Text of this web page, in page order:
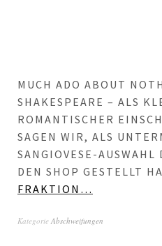
MUCH ADO ABOUT
SHAKESPEARE – ALS
ROMANTISCHER
SAGEN WIR, ALS
SANGIOVESE-
DEN SHOP GESTELLT
FRAKTION…
Kategorie Abschweifungen